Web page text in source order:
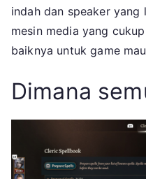
indah dan speaker yang
mesin media yang
baiknya untuk game
Dimana